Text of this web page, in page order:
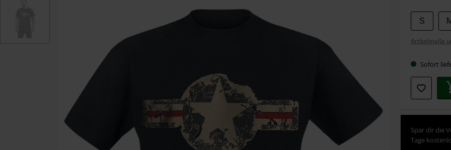
Wähle
deine
Größe
S
Artikelmaße
Sofort
Spar dir die
Tage